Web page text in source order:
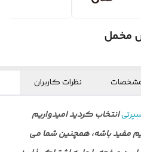
مخمل
نظرات کاربران
انتخاب کردید امیدواریم
مفید باشه، همچنین شما می